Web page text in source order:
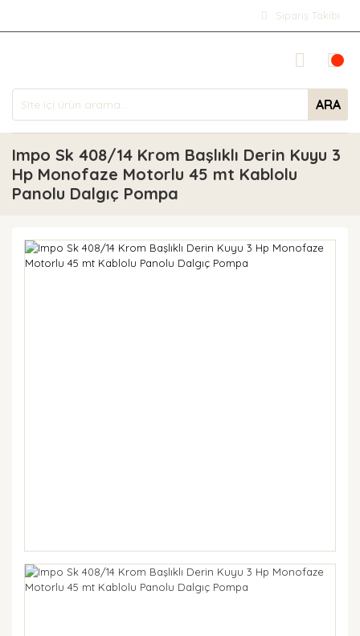
Sipariş Takibi
ARA
Impo Sk 408/14 Krom Başlıklı Derin Kuyu 3
Hp Monofaze Motorlu 45 mt Kablolu
Panolu Dalgıç Pompa